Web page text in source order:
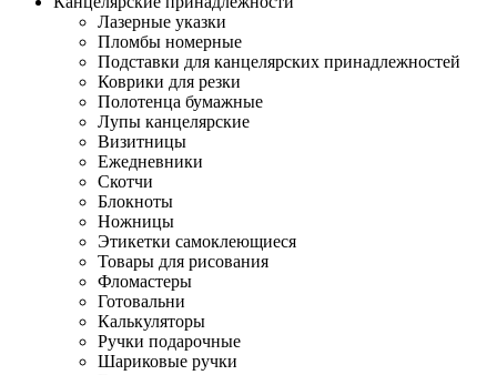
Лазерные указки
Пломбы номерные
Подставки для канцелярских принадлежностей
Коврики для резки
Полотенца бумажные
Лупы канцелярские
Визитницы
Ежедневники
Скотчи
Блокноты
Ножницы
Этикетки самоклеющиеся
Товары для рисования
Фломастеры
Готовальни
Калькуляторы
Ручки подарочные
Шариковые ручки